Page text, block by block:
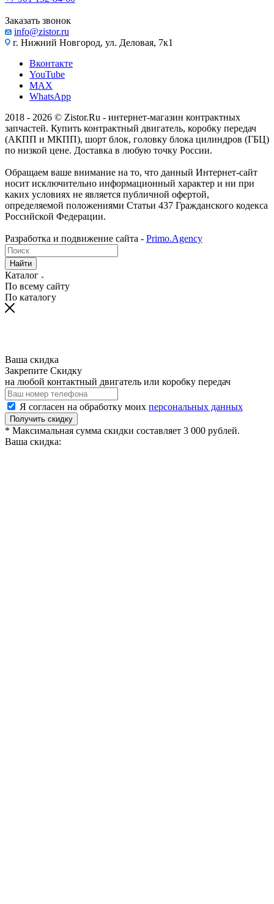
Заказать звонок
info@zistor.ru
г. Нижний Новгород, ул. Деловая, 7к1
Вконтакте
YouTube
MAX
WhatsApp
2018 - 2026 © Zistor.Ru - интернет-магазин контрактных
запчастей. Купить контрактный двигатель, коробку передач
(АКПП и МКПП), шорт блок, головку блока цилиндров (ГБЦ)
по низкой цене. Доставка в любую точку России.
Обращаем ваше внимание на то, что данный Интернет-сайт
носит исключительно информационный характер и ни при
каких условиях не является публичной офертой,
определяемой положениями Статьи 437 Гражданского кодекса
Российской Федерации.
Разработка и подвижение сайта - Primo.Agency
Найти
Каталог
По всему сайту
По каталогу
Ваша скидка
Закрепите Скидку
на любой контактный двигатель или коробку передач
Я согласен на обработку моих персональных данных
Получить скидку
* Максимальная сумма скидки составляет 3 000 рублей.
Ваша скидка: